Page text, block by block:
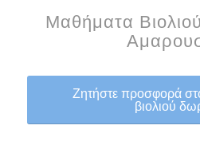
Μαθήματα
Ζητήστε προσφορά
βιολιού